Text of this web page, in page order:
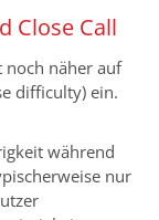
Close Call
noch näher auf
difficulty) ein.
während
nur